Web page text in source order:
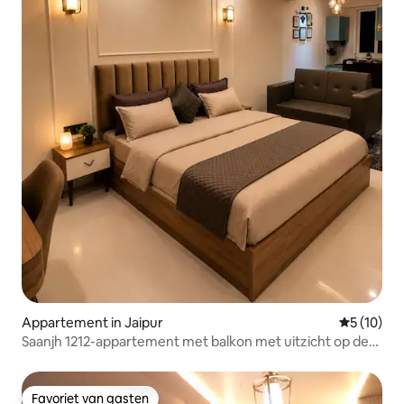
Appartement in Jaipur
5 (10)
Saanjh 1212-appartement met balkon met uitzicht op de
Favoriet van gasten